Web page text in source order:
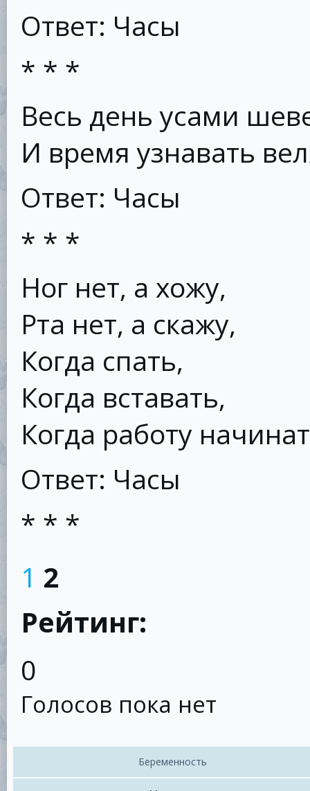
Ответ: Часы
* * *
Весь день усами
И время узнавать
Ответ: Часы
* * *
Ног нет, а хожу,
Рта нет, а скажу,
Когда спать,
Когда вставать,
Когда работу
Ответ: Часы
* * *
1 2
Рейтинг:
0
Голосов пока нет
Беременность